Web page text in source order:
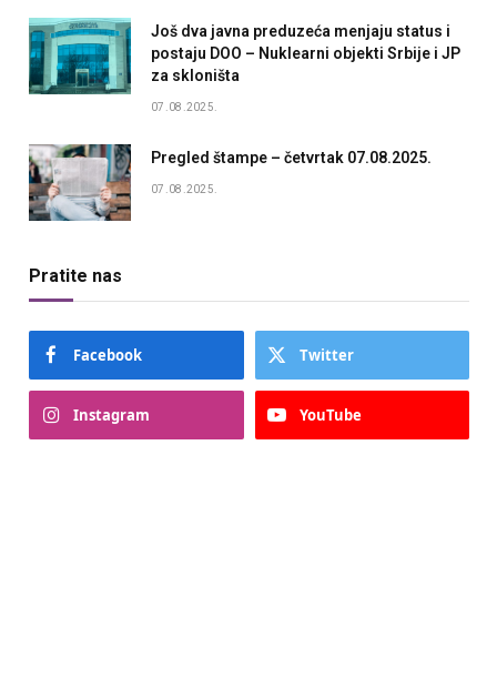
Još dva javna preduzeća menjaju status i
postaju DOO – Nuklearni objekti Srbije i JP
za skloništa
07.08.2025.
Pregled štampe – četvrtak 07.08.2025.
07.08.2025.
Pratite nas
Facebook Twitter
Instagram YouTube